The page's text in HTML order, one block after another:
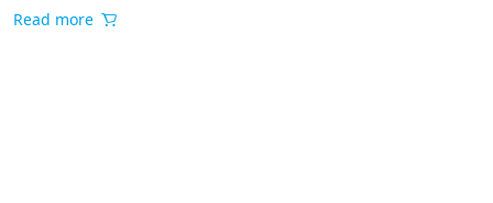
Read more